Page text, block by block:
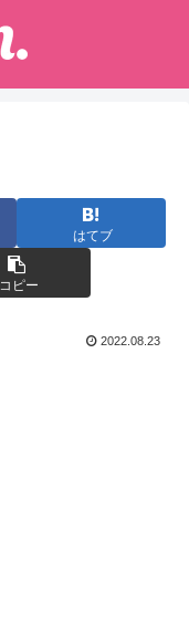
はてブ
コピー
2022.08.23